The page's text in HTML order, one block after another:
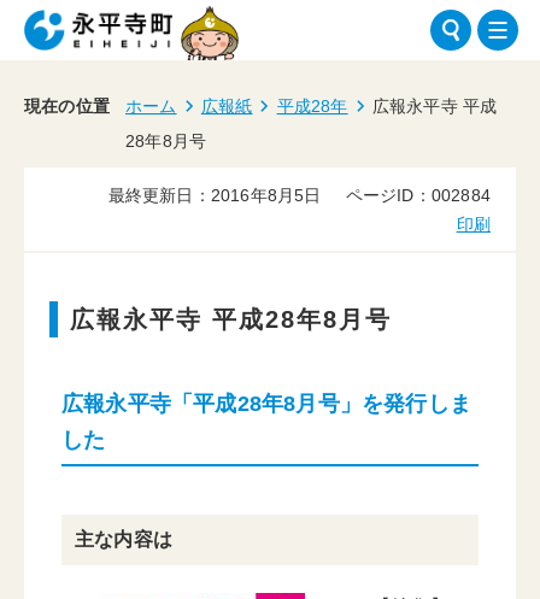
現在の位置 ホーム 広報紙 平成28年
広報永平寺 平成
28年8月号
最終更新日：2016年8月5日
ページID：002884
印刷
広報永平寺 平成28年8月号
広報永平寺「平成28年8月号」を発行しま
した
主な内容は